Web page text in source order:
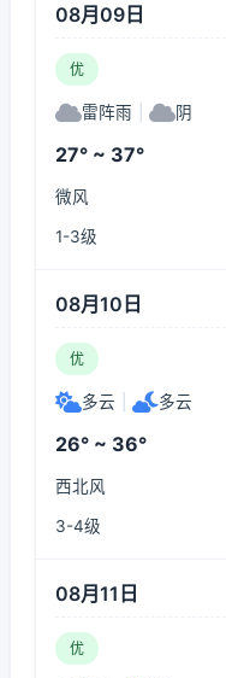
08月09日
优
雷阵雨 阴
27° ~ 37°
微风
1-3级
08月10日
优
多云 多云
26° ~ 36°
西北风
3-4级
08月11日
优